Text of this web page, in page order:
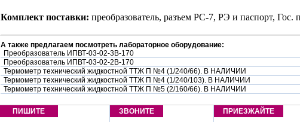
Комплект поставки: преобразователь, разъем РС-7, РЭ и паспорт, Гос.
А также предлагаем посмотреть лабораторное оборудование:
Преобразователь ИПВТ-03-02-3В-170
Преобразователь ИПВТ-03-02-2В-170
Термометр технический жидкостной ТТЖ П №4 (1/240/66). В НАЛИЧИИ
Термометр технический жидкостной ТТЖ П №4 (1/240/103). В НАЛИЧИИ
Термометр технический жидкостной ТТЖ П №5 (2/160/66). В НАЛИЧИИ
ПИШИТЕ ЗВОНИТЕ ПРИЕЗЖАЙТЕ